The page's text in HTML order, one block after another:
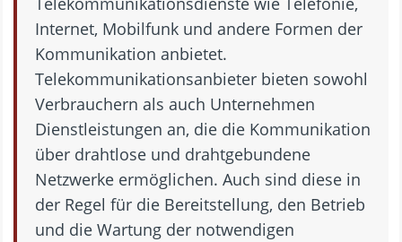
Internet, Mobilfunk und andere Formen der
Kommunikation anbietet.
Telekommunikationsanbieter bieten sowohl
Verbrauchern als auch Unternehmen
Dienstleistungen an, die die Kommunikation
über drahtlose und drahtgebundene
Netzwerke ermöglichen. Auch sind diese in
der Regel für die Bereitstellung, den Betrieb
und die Wartung der notwendigen